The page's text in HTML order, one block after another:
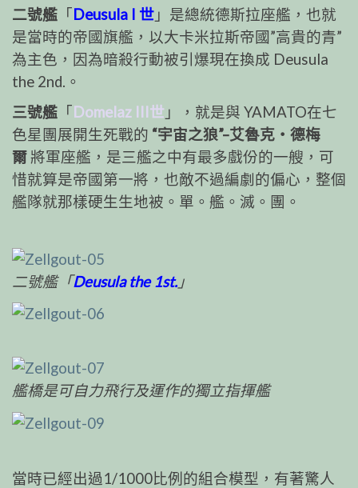
二號艦 「Deusula I 世 」是總統德斯拉座艦，也就
是當時的帝國旗艦，以大卡米拉斯帝國”高貴的青”
為主色，因為暗殺行動被引爆現在換成 Deusula
the 2nd.。
三號艦 「 Domelaz III世 」，就是與 YAMATO在七
色星團展開生死戰的 “宇宙之狼”–艾魯克‧德梅
爾將軍座艦，是三艦之中有最多戲份的一艘，可
惜就算是帝國第一將，也敵不過編劇的偏心，整個
艦隊就那樣硬生生地被。單。艦。滅。團。
二號艦「Deusula the 1st.」
艦橋是可自力飛行及運作的獨立指揮艦
當時已經出過1/1000比例的組合模型，有著驚人